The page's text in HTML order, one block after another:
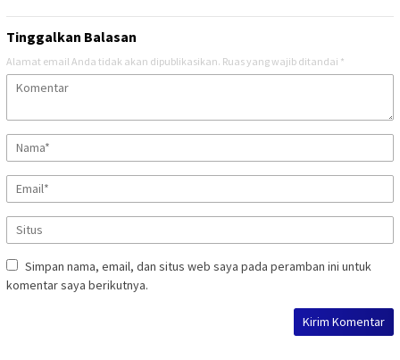
Tinggalkan Balasan
Alamat email Anda tidak akan dipublikasikan. Ruas yang wajib ditandai *
Simpan nama, email, dan situs web saya pada peramban ini untuk
komentar saya berikutnya.